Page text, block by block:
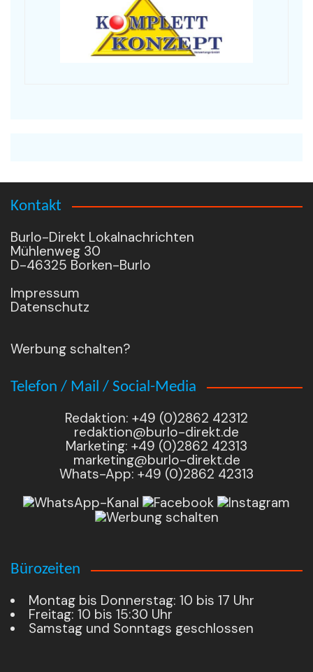
Kontakt
Burlo-Direkt Lokalnachrichten
Mühlenweg 30
D-46325 Borken-Burlo
Impressum
Datenschutz
Werbung schalten?
Telefon / Mail / Social-Media
Redaktion: +49 (0)2862 42312
redaktion@burlo-direkt.de
Marketing: +49 (0)2862 42313
marketing@burlo-direkt.de
Whats-App: +49 (0)2862 42313
Bürozeiten
Montag bis Donnerstag: 10 bis 17 Uhr
Freitag: 10 bis 15:30 Uhr
Samstag und Sonntags geschlossen